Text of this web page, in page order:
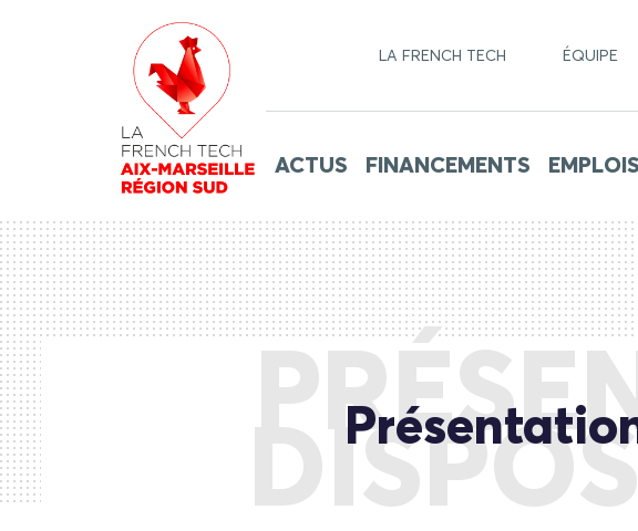
LA FRENCH TECH ÉQUIPE
ACTUS FINANCEMENTS EMPLOIS